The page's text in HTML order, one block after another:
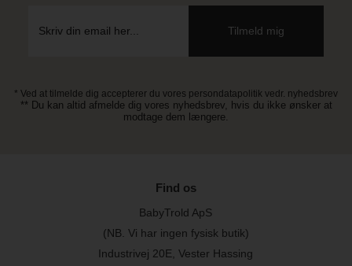
* Ved at tilmelde dig accepterer du vores persondatapolitik vedr. nyhedsbrev
** Du kan altid afmelde dig vores nyhedsbrev, hvis du ikke ønsker at
modtage dem længere.
Find os
BabyTrold ApS
(NB. Vi har ingen fysisk butik)
Industrivej 20E, Vester Hassing